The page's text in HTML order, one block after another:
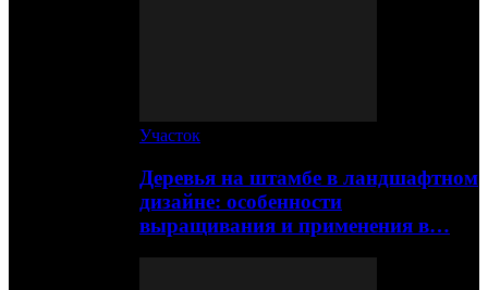
Участок
Деревья на штамбе в ландшафтном
дизайне: особенности
выращивания и применения в…